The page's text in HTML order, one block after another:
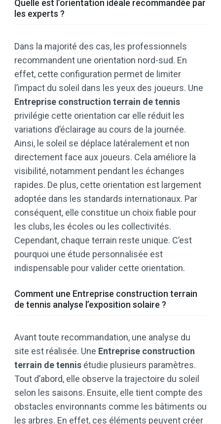
Quelle est l’orientation idéale recommandée par
les experts ?
Dans la majorité des cas, les professionnels
recommandent une orientation nord-sud. En
effet, cette configuration permet de limiter
l’impact du soleil dans les yeux des joueurs. Une
Entreprise construction terrain de tennis
privilégie cette orientation car elle réduit les
variations d’éclairage au cours de la journée.
Ainsi, le soleil se déplace latéralement et non
directement face aux joueurs. Cela améliore la
visibilité, notamment pendant les échanges
rapides. De plus, cette orientation est largement
adoptée dans les standards internationaux. Par
conséquent, elle constitue un choix fiable pour
les clubs, les écoles ou les collectivités.
Cependant, chaque terrain reste unique. C’est
pourquoi une étude personnalisée est
indispensable pour valider cette orientation.
Comment une Entreprise construction terrain
de tennis analyse l’exposition solaire ?
Avant toute recommandation, une analyse du
site est réalisée. Une Entreprise construction
terrain de tennis étudie plusieurs paramètres.
Tout d’abord, elle observe la trajectoire du soleil
selon les saisons. Ensuite, elle tient compte des
obstacles environnants comme les bâtiments ou
les arbres. En effet, ces éléments peuvent créer